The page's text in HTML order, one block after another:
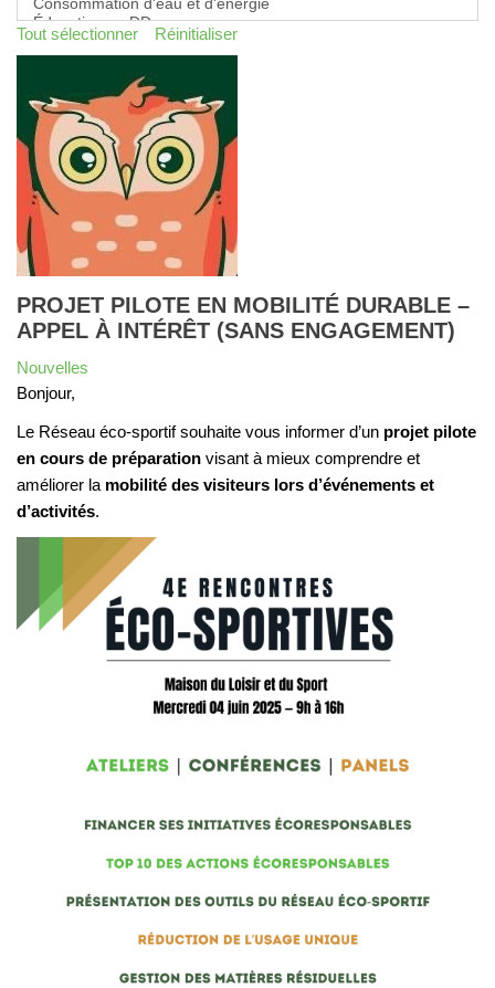
Tout sélectionner Réinitialiser
PROJET PILOTE EN MOBILITÉ DURABLE –
APPEL À INTÉRÊT (SANS ENGAGEMENT)
Nouvelles
Bonjour,
Le Réseau éco-sportif souhaite vous informer d’un projet pilote
en cours de préparation visant à mieux comprendre et
améliorer la mobilité des visiteurs lors d’événements et
d’activités.